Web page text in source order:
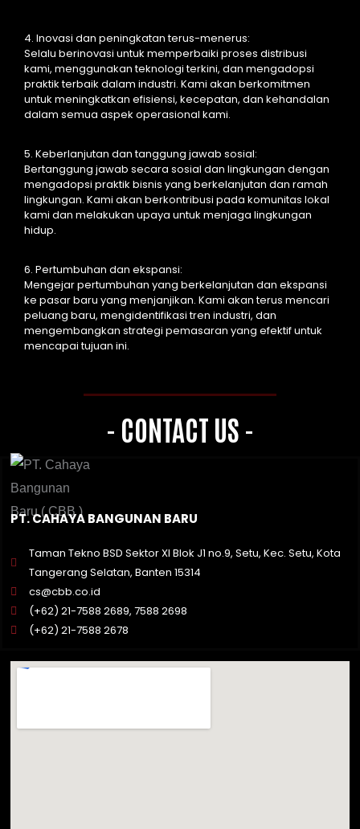
4. Inovasi dan peningkatan terus-menerus:
Selalu berinovasi untuk memperbaiki proses distribusi
kami, menggunakan teknologi terkini, dan mengadopsi
praktik terbaik dalam industri. Kami akan berkomitmen
untuk meningkatkan efisiensi, kecepatan, dan kehandalan
dalam semua aspek operasional kami.
5. Keberlanjutan dan tanggung jawab sosial:
Bertanggung jawab secara sosial dan lingkungan dengan
mengadopsi praktik bisnis yang berkelanjutan dan ramah
lingkungan. Kami akan berkontribusi pada komunitas lokal
kami dan melakukan upaya untuk menjaga lingkungan
hidup.
6. Pertumbuhan dan ekspansi:
Mengejar pertumbuhan yang berkelanjutan dan ekspansi
ke pasar baru yang menjanjikan. Kami akan terus mencari
peluang baru, mengidentifikasi tren industri, dan
mengembangkan strategi pemasaran yang efektif untuk
mencapai tujuan ini.
- CONTACT US -
PT. CAHAYA BANGUNAN BARU
Taman Tekno BSD Sektor XI Blok J1 no.9, Setu, Kec. Setu, Kota
Tangerang Selatan, Banten 15314
cs@cbb.co.id
(+62) 21-7588 2689, 7588 2698
(+62) 21-7588 2678